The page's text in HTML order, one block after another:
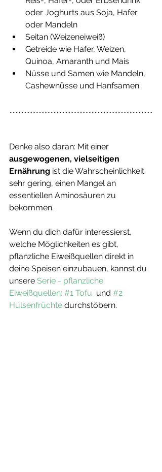
oder Joghurts aus Soja, Hafer
oder Mandeln
Seitan (Weizeneiweiß)
Getreide wie Hafer, Weizen,
Quinoa, Amaranth und Mais
Nüsse und Samen wie Mandeln,
Cashewnüsse und Hanfsamen
..............................................................................................
Denke also daran: Mit einer
ausgewogenen, vielseitigen
Ernährung ist die Wahrscheinlichkeit
sehr gering, einen Mangel an
essentiellen Aminosäuren zu
bekommen.
Wenn du dich dafür interessierst,
welche Möglichkeiten es gibt,
pflanzliche Eiweißquellen direkt in
deine Speisen einzubauen, kannst du
unsere Serie - pflanzliche
Eiweißquellen: #1 Tofu und #2
Hülsenfrüchte durchstöbern.